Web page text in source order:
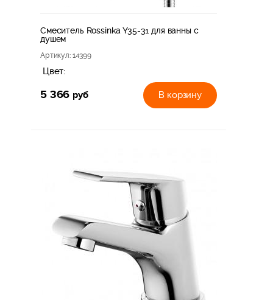
Смеситель Rossinka Y35-31 для ванны с
душем
Артикул: 14399
Цвет:
5 366 руб В корзину